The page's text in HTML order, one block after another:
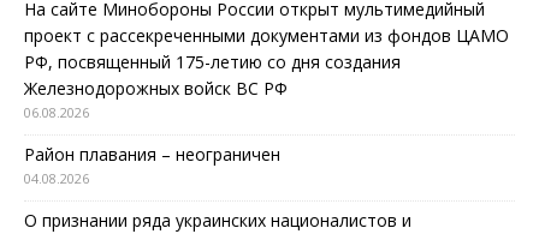
На сайте Минобороны России открыт мультимедийный
проект с рассекреченными документами из фондов ЦАМО
РФ, посвященный 175-летию со дня создания
Железнодорожных войск ВС РФ
06.08.2026
Район плавания – неограничен
04.08.2026
О признании ряда украинских националистов и